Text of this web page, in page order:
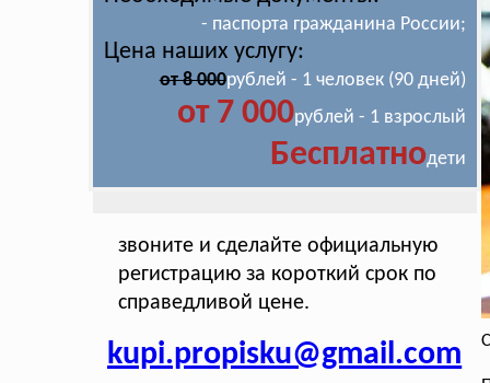
- паспорта гражданина России;
Цена наших услугу:
от 8 000рублей - 1 человек (90 дней)
от 7 000рублей - 1 взрослый
Бесплатнодети
звоните и сделайте официальную
регистрацию за короткий срок по
справедливой цене.
kupi.propisku@gmail.com